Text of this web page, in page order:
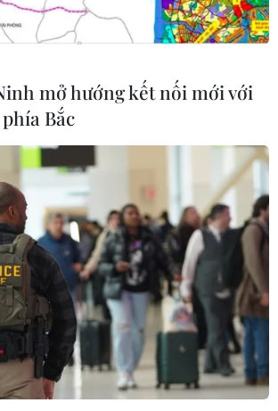
21,5 đến 26,5 điểm
và Trung Bộ có
gắt trên 37 độ C
trên biển được các
vào bờ an toàn
tiếp nhận ngọn
“Tôi yêu Tổ quốc
mở hướng kết nối mới với
Bắc